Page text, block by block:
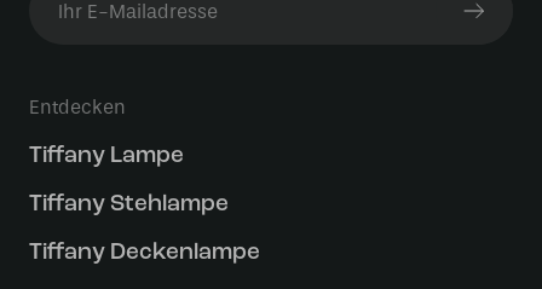
Entdecken
Tiffany Lampe
Tiffany Stehlampe
Tiffany Deckenlampe